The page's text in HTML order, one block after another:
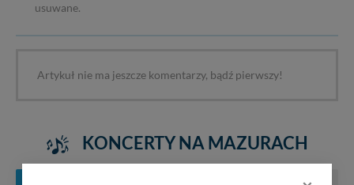
usuwane.
Artykuł nie ma jeszcze komentarzy, bądź pierwszy!
KONCERTY NA MAZURACH
PAŹDZIERNIK